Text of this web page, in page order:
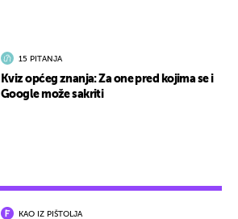
KAO IZ PIŠTOLJA
15 PITANJA
Kviz općeg znanja: Za one pred kojima se i
Google može sakriti